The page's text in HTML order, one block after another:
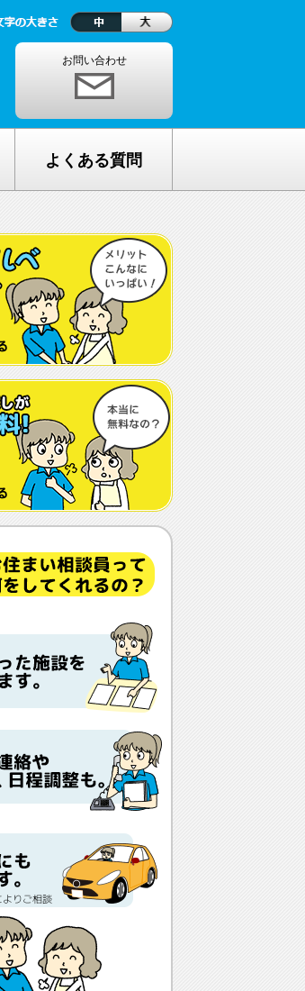
お問い合わせ
理由
流れ
よくある質問
ムの種類が複雑でわからな
人が入居しているの？
もなかなか入れないのでは？
状が悪化しても最後まで住め
？
でも入れますか？
無料～何千万円と大きな差が
ど、どこが違うの？
とどんな人がサービスをして
？
談無料？
介会社と「ウチシルベ」はどう
？aa